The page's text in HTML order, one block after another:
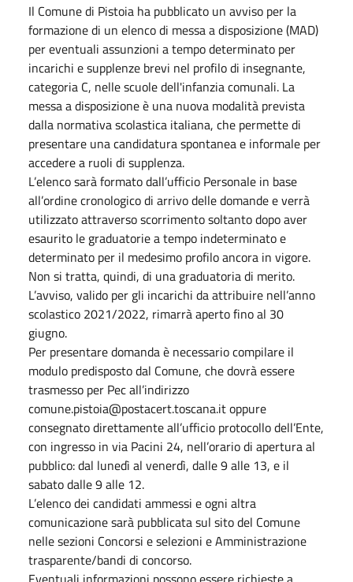
Il Comune di Pistoia ha pubblicato un avviso per la
formazione di un elenco di messa a disposizione (MAD)
per eventuali assunzioni a tempo determinato per
incarichi e supplenze brevi nel profilo di insegnante,
categoria C, nelle scuole dell'infanzia comunali. La
messa a disposizione è una nuova modalità prevista
dalla normativa scolastica italiana, che permette di
presentare una candidatura spontanea e informale per
accedere a ruoli di supplenza.
L’elenco sarà formato dall’ufficio Personale in base
all’ordine cronologico di arrivo delle domande e verrà
utilizzato attraverso scorrimento soltanto dopo aver
esaurito le graduatorie a tempo indeterminato e
determinato per il medesimo profilo ancora in vigore.
Non si tratta, quindi, di una graduatoria di merito.
L’avviso, valido per gli incarichi da attribuire nell’anno
scolastico 2021/2022, rimarrà aperto fino al 30
giugno.
Per presentare domanda è necessario compilare il
modulo predisposto dal Comune, che dovrà essere
trasmesso per Pec all’indirizzo
comune.pistoia@postacert.toscana.it oppure
consegnato direttamente all’ufficio protocollo dell’Ente,
con ingresso in via Pacini 24, nell’orario di apertura al
pubblico: dal lunedì al venerdì, dalle 9 alle 13, e il
sabato dalle 9 alle 12.
L’elenco dei candidati ammessi e ogni altra
comunicazione sarà pubblicata sul sito del Comune
nelle sezioni Concorsi e selezioni e Amministrazione
trasparente/bandi di concorso.